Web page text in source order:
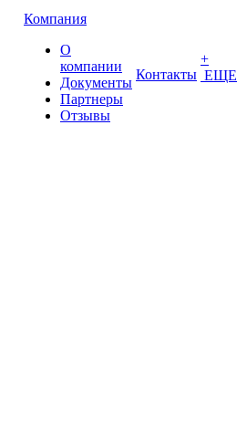
Компания
О
компании
Документы
Партнеры
Отзывы
Контакты
+
ЕЩЕ